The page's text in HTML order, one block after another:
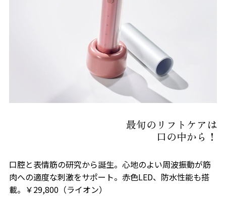
最旬のリフトケアは
口の中から！
口腔と表情筋の研究から誕生。心地のよい周波振動が筋
肉への適度な刺激をサポート。赤色LED、防水性能も搭
載。￥29,800（ライオン）